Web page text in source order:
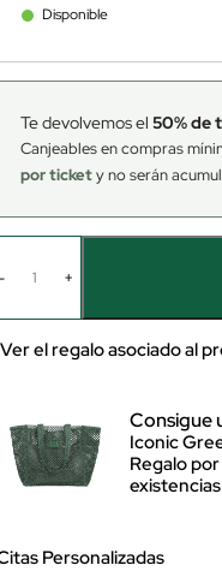
Disponible
Te devolvemos el 50% de
Canjeables en compras
por tickety no serán
+
el regalo asociado al
Consigue
Iconic
Regalo
Personalizadas